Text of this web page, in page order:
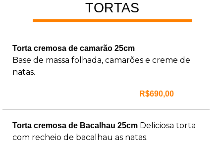
TORTAS
Torta cremosa de camarão 25cm
Base de massa folhada, camarões e creme de
natas.
R$690,00
Torta cremosa de Bacalhau 25cm Deliciosa torta
com recheio de bacalhau as natas.